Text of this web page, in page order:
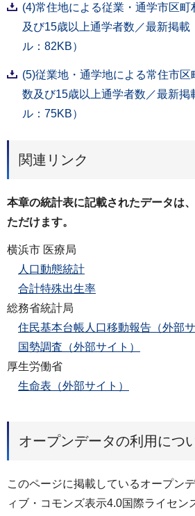
(4)常住地による従業・通学市区
及び15歳以上通学者数／最新掲載
ル：82KB）
(5)従業地・通学地による常住市
数及び15歳以上通学者数／最新掲
ル：75KB）
関連リンク
本章の統計表に記載されたデータは
ただけます。
横浜市 医療局
人口動態統計
合計特殊出生率
総務省統計局
住民基本台帳人口移動報告（外部サ
国勢調査（外部サイト）
厚生労働省
生命表（外部サイト）
オープンデータの利用につ
このページに掲載しているオープン
ィブ・コモンズ表示4.0国際ライセン